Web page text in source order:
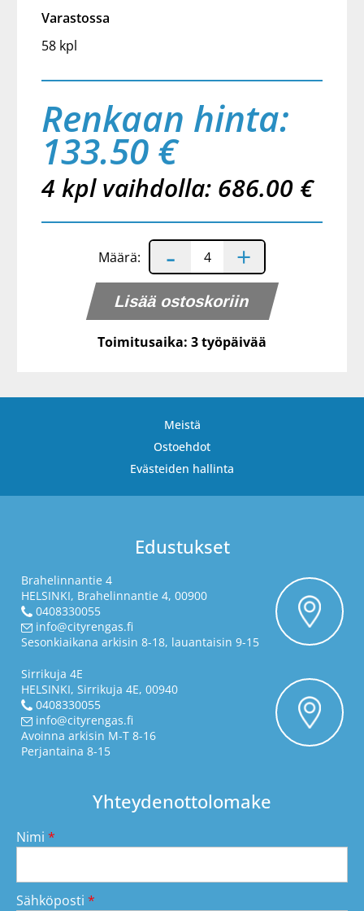
Varastossa
58 kpl
Renkaan hinta:
133.50 €
4 kpl vaihdolla: 686.00 €
Määrä: - +
Toimitusaika: 3 työpäivää
Meistä
Ostoehdot
Evästeiden hallinta
Edustukset
Brahelinnantie 4
HELSINKI, Brahelinnantie 4, 00900
0408330055
info@cityrengas.fi
Sesonkiaikana arkisin 8-18, lauantaisin 9-15
Sirrikuja 4E
HELSINKI, Sirrikuja 4E, 00940
0408330055
info@cityrengas.fi
Avoinna arkisin M-T 8-16
Perjantaina 8-15
Yhteydenottolomake
Nimi *
Sähköposti *